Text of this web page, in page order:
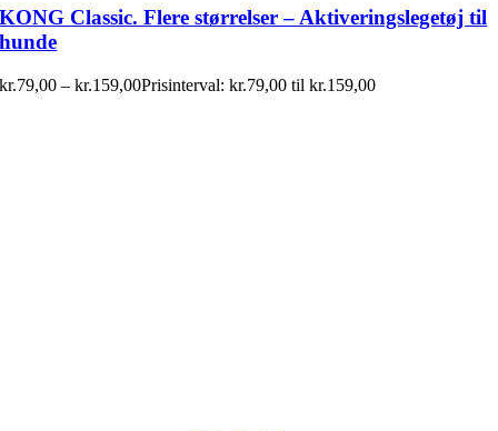
KONG Classic. Flere størrelser – Aktiveringslegetøj til
hunde
kr.79,00 – kr.159,00Prisinterval: kr.79,00 til kr.159,00